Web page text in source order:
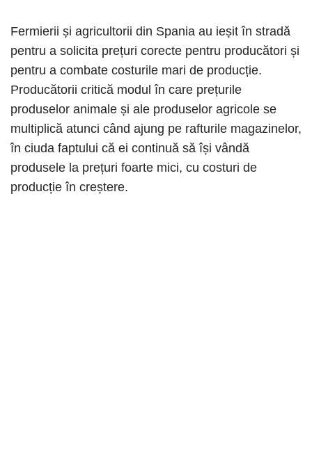
Fermierii și agricultorii din Spania au ieșit în stradă
pentru a solicita prețuri corecte pentru producători și
pentru a combate costurile mari de producție.
Producătorii critică modul în care prețurile
produselor animale și ale produselor agricole se
multiplică atunci când ajung pe rafturile magazinelor,
în ciuda faptului că ei continuă să își vândă
produsele la prețuri foarte mici, cu costuri de
producție în creștere.